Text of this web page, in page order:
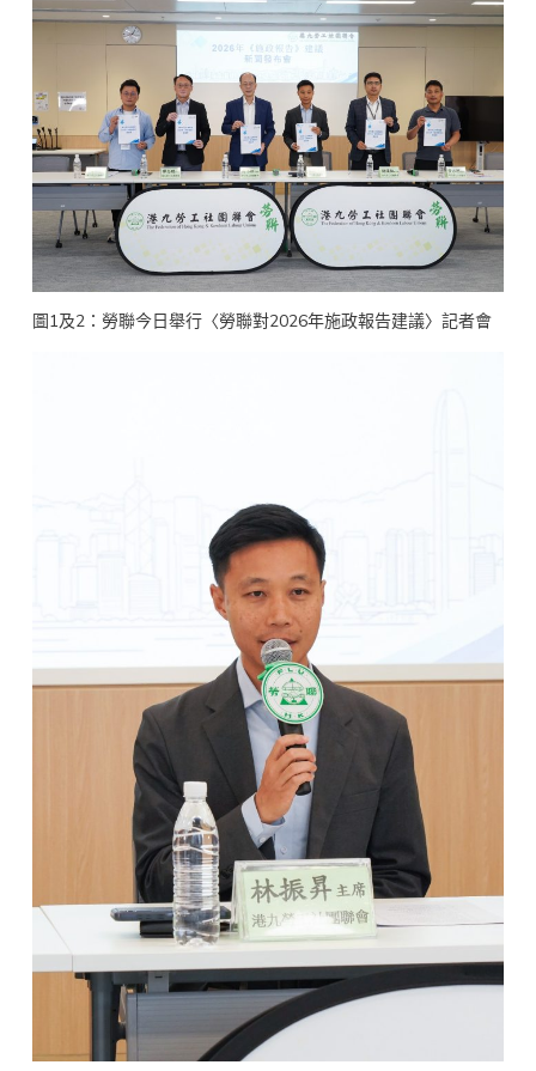
圖1及2：勞聯今日舉行〈勞聯對2026年施政報告建議〉記者會